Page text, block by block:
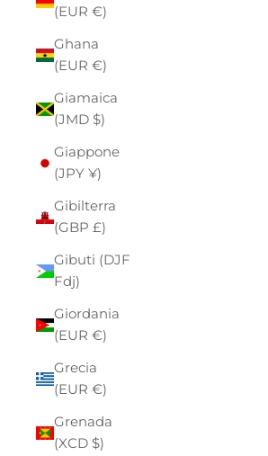
(EUR €)
Ghana
(EUR €)
Giamaica
(JMD $)
Giappone
(JPY ¥)
Gibilterra
(GBP £)
Gibuti (DJF
Fdj)
Giordania
(EUR €)
Grecia
(EUR €)
Grenada
(XCD $)